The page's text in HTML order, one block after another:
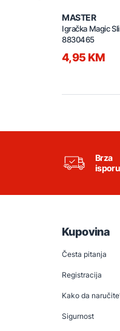
MASTER
Igračka Magic
8830465
4,95 KM
Brza
Kupovina
Česta pitanja
Registracija
Kako da
Sigurnost